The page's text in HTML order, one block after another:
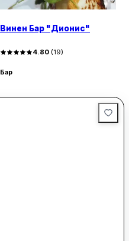
Винен Бар "Дионис"
4.80 (19)
Бар